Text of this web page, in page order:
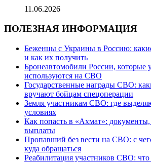
11.06.2026
ПОЛЕЗНАЯ ИНФОРМАЦИЯ
Беженцы с Украины в Россию:
и как их получить
Бронеавтомобили России, которые
используются на СВО
Государственные награды СВО:
вручают бойцам спецоперации
Земля участникам СВО: где
условиях
Как попасть в «Ахмат»: документы,
выплаты
Пропавший без вести на СВО: с
куда обращаться
Реабилитация участников СВО: что